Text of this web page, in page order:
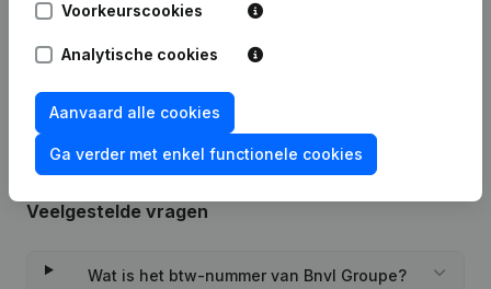
26-10-2022
Rubriek Oprichting (Nieuwe
Rechtspersoon, Opening Bijkantoor,
Veelgestelde vragen
Wat is het btw-nummer van Bnvl Groupe?
Voorkeurscookies
Analytische cookies
Aanvaard alle cookies
Ga verder met enkel functionele cookies